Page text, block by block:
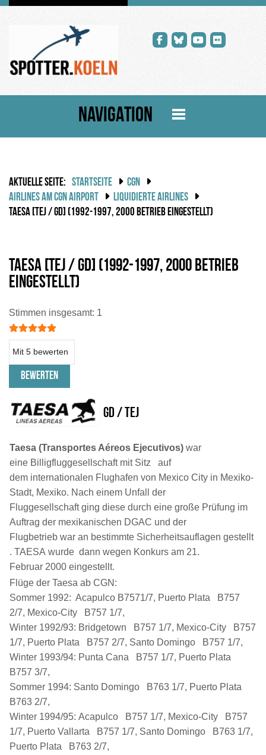
NAVIGATION
AKTUELLE SEITE: STARTSEITE
CGN
AIRLINES AM CGN AIRPORT
LIQUIDIERTE AIRLINES
TAESA [TEJ / GD] (1992-1997, 2000 BETRIEB EINGESTELLT)
Taesa [TEJ / GD] (1992-1997, 2000 Betrieb
eingestellt)
Bewertung:5/5
Stimmen insgesamt: 1
Bitte bewerten
GD / TEJ
Taesa (Transportes Aéreos Ejecutivos) war
eine Billigfluggesellschaft mit Sitz auf
dem internationalen Flughafen von Mexico City in Mexiko-
Stadt, Mexiko. Nach einem Unfall der
Fluggesellschaft ging diese durch eine große Prüfung im
Auftrag der mexikanischen DGAC und der
Flugbetrieb war an bestimmte Sicherheitsauflagen gestellt
. TAESA wurde dann wegen Konkurs am 21.
Februar 2000 eingestellt.
Flüge der Taesa ab CGN:
Sommer 1992: Acapulco B7571/7, Puerto Plata B757
2/7, Mexico-City B757 1/7,
Winter 1992/93: Bridgetown B757 1/7, Mexico-City B757
1/7, Puerto Plata B757 2/7, Santo Domingo B757 1/7,
Winter 1993/94: Punta Cana B757 1/7, Puerto Plata
B757 3/7,
Sommer 1994: Santo Domingo B763 1/7, Puerto Plata
B763 2/7,
Winter 1994/95: Acapulco B757 1/7, Mexico-City B757
1/7, Puerto Vallarta B757 1/7, Santo Domingo B763 1/7,
Puerto Plata B763 2/7,